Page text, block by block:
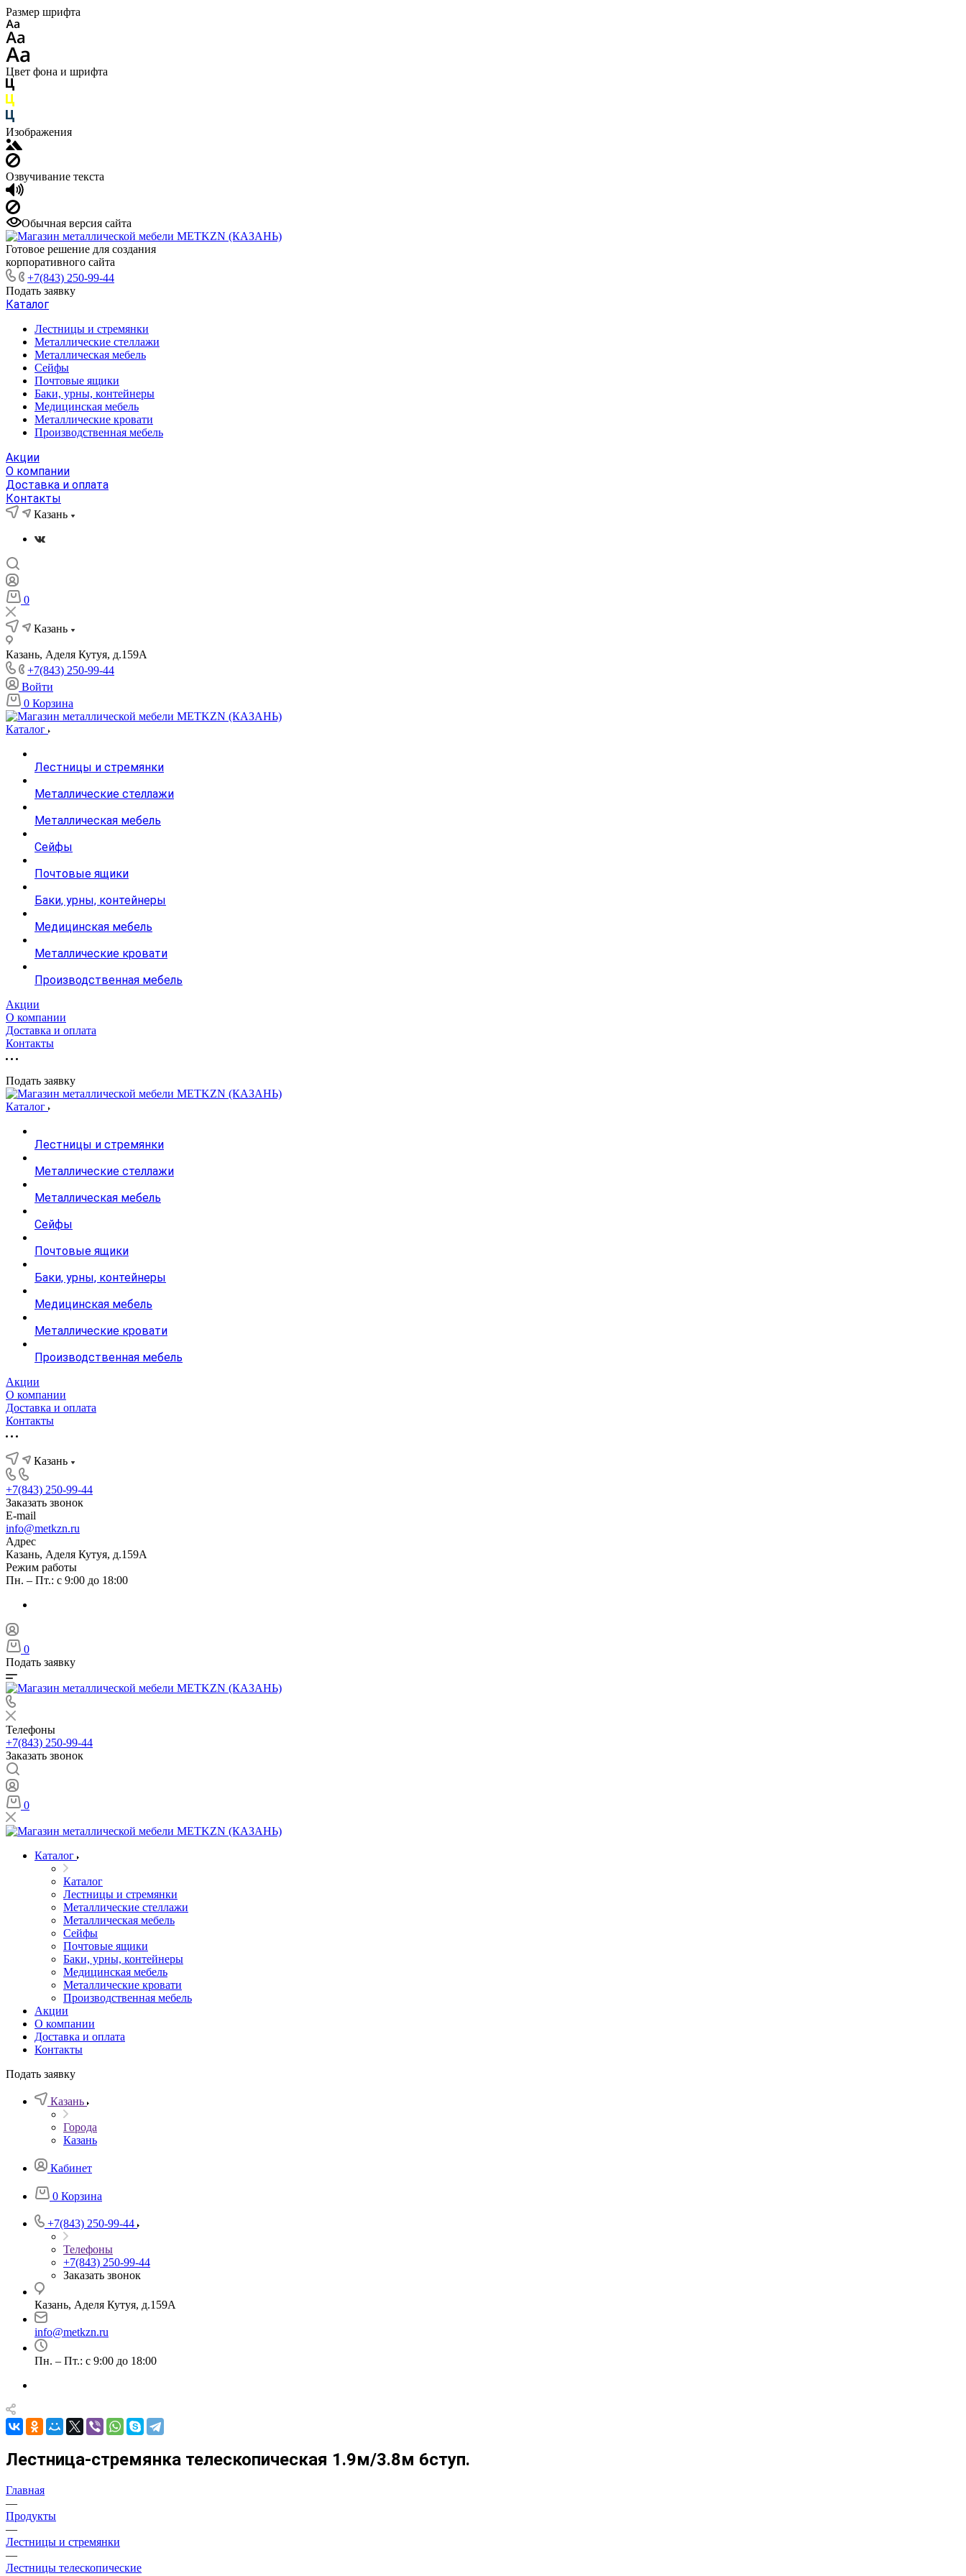
Размер шрифта
Цвет фона и шрифта
Изображения
Озвучивание текста
Обычная версия сайта
Готовое решение для создания
корпоративного сайта
+7(843) 250-99-44
Подать заявку
Каталог
Лестницы и стремянки
Металлические стеллажи
Металлическая мебель
Сейфы
Почтовые ящики
Баки, урны, контейнеры
Медицинская мебель
Металлические кровати
Производственная мебель
Акции
О компании
Доставка и оплата
Контакты
Казань
0
Казань
Казань, Аделя Кутуя, д.159А
+7(843) 250-99-44
Войти
0 Корзина
Каталог
Лестницы и стремянки
Металлические стеллажи
Металлическая мебель
Сейфы
Почтовые ящики
Баки, урны, контейнеры
Медицинская мебель
Металлические кровати
Производственная мебель
Акции
О компании
Доставка и оплата
Контакты
Подать заявку
Каталог
Лестницы и стремянки
Металлические стеллажи
Металлическая мебель
Сейфы
Почтовые ящики
Баки, урны, контейнеры
Медицинская мебель
Металлические кровати
Производственная мебель
Акции
О компании
Доставка и оплата
Контакты
Казань
+7(843) 250-99-44
Заказать звонок
E-mail
info@metkzn.ru
Адрес
Казань, Аделя Кутуя, д.159А
Режим работы
Пн. – Пт.: с 9:00 до 18:00
0
Подать заявку
Телефоны
+7(843) 250-99-44
Заказать звонок
0
Каталог
Каталог
Лестницы и стремянки
Металлические стеллажи
Металлическая мебель
Сейфы
Почтовые ящики
Баки, урны, контейнеры
Медицинская мебель
Металлические кровати
Производственная мебель
Акции
О компании
Доставка и оплата
Контакты
Подать заявку
Казань
Города
Казань
Кабинет
0 Корзина
+7(843) 250-99-44
Телефоны
+7(843) 250-99-44
Заказать звонок
Казань, Аделя Кутуя, д.159А
info@metkzn.ru
Пн. – Пт.: с 9:00 до 18:00
Лестница-стремянка телескопическая 1.9м/3.8м 6ступ.
Главная
—
Продукты
—
Лестницы и стремянки
—
Лестницы телескопические